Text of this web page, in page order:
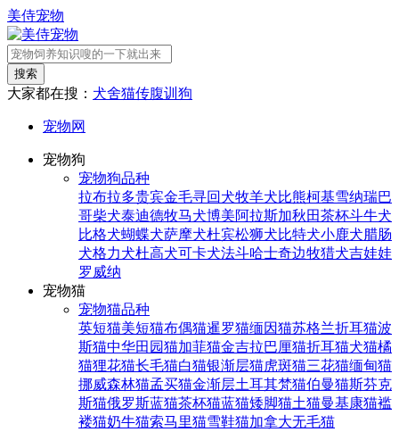
美侍宠物
搜索
大家都在搜： 犬舍猫传腹训狗
宠物网
宠物狗
宠物狗品种
拉布拉多贵宾金毛寻回犬牧羊犬比熊柯基雪纳瑞巴
哥柴犬泰迪德牧马犬博美阿拉斯加秋田茶杯斗牛犬
比格犬蝴蝶犬萨摩犬杜宾松狮犬比特犬小鹿犬腊肠
犬格力犬杜高犬可卡犬法斗哈士奇边牧猎犬吉娃娃
罗威纳
宠物猫
宠物猫品种
英短猫美短猫布偶猫暹罗猫缅因猫苏格兰折耳猫波
斯猫中华田园猫加菲猫金吉拉巴厘猫折耳猫犬猫橘
猫狸花猫长毛猫白猫银渐层猫虎斑猫三花猫缅甸猫
挪威森林猫孟买猫金渐层土耳其梵猫伯曼猫斯芬克
斯猫俄罗斯蓝猫茶杯猫蓝猫矮脚猫土猫曼基康猫褴
褛猫奶牛猫索马里猫雪鞋猫加拿大无毛猫